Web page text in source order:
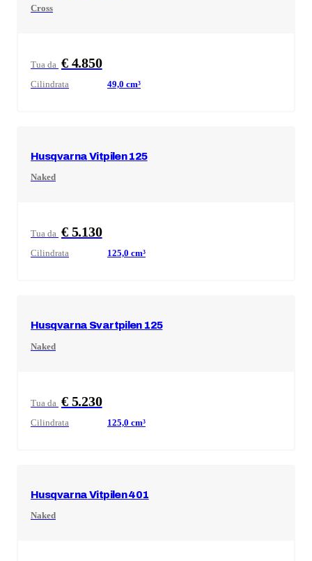
Cross
Tua da € 4.850
Cilindrata 49,0 cm³
HusqvarnaVitpilen 125
Naked
Tua da € 5.130
Cilindrata 125,0 cm³
Husqvarna Svartpilen 125
Naked
Tua da € 5.230
Cilindrata 125,0 cm³
HusqvarnaVitpilen 401
Naked